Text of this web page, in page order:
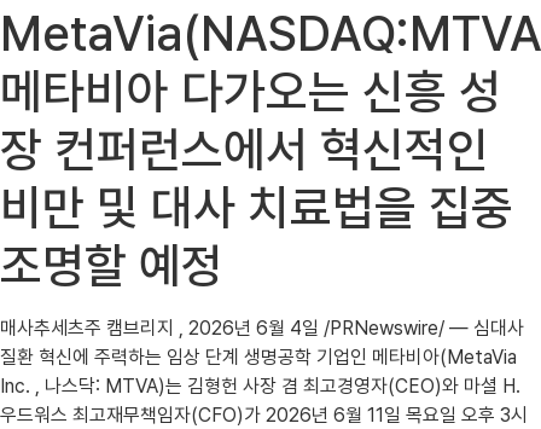
메타비아 다가오는 신흥 성
장 컨퍼런스에서 혁신적인
비만 및 대사 치료법을 집중
조명할 예정
매사추세츠주 캠브리지 , 2026년 6월 4일 /PRNewswire/ — 심대사
질환 혁신에 주력하는 임상 단계 생명공학 기업인 메타비아(MetaVia
Inc. , 나스닥: MTVA)는 김형헌 사장 겸 최고경영자(CEO)와 마셜 H.
우드워스 최고재무책임자(CFO)가 2026년 6월 11일 목요일 오후 3시